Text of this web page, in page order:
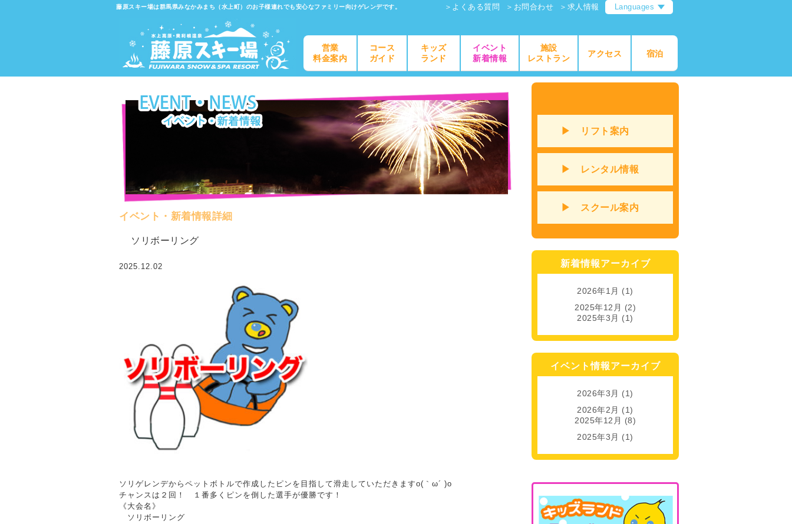
藤原スキー場は群馬県みなかみまち（水上町）のお子様連れでも安心なファミリー向けゲレンデです。 ＞よくある質問 ＞お問合わせ ＞求人情報 Languages
営業
料金案内
コース
ガイド
キッズ
ランド
イベント
新着情報
施設
レストラン
アクセス 宿泊
イベント・新着情報詳細
ソリボーリング
2025.12.02
ソリゲレンデからペットボトルで作成したピンを目指して滑走していただきますo(｀ω´ )o
チャンスは２回！ １番多くピンを倒した選手が優勝です！
《大会名》
ソリボーリング
▶ リフト案内
▶ レンタル情報
▶ スクール案内
新着情報アーカイブ
2026年1月 (1)
2025年12月 (2)
2025年3月 (1)
イベント情報アーカイブ
2026年3月 (1)
2026年2月 (1)
2025年12月 (8)
2025年3月 (1)